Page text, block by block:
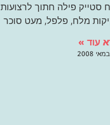
סטייק פילה חתוך לרצועות
מלח, פלפל, מעט סוכר
עוד »